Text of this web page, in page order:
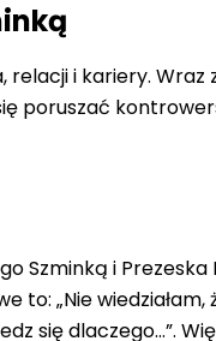
i kariery.
poruszać
Szminką i
„Nie wiedziałam,
się dlaczego…”.